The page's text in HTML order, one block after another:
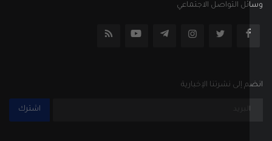
التواصل الاجتماعي
إلى نشرتنا الإخبارية